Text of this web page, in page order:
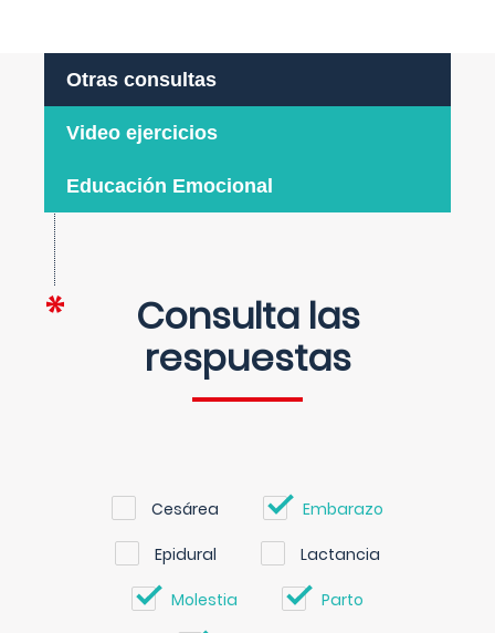
Otras consultas
Video ejercicios
Educación Emocional
Consulta las
respuestas
Cesárea Embarazo
Epidural Lactancia
Molestia Parto